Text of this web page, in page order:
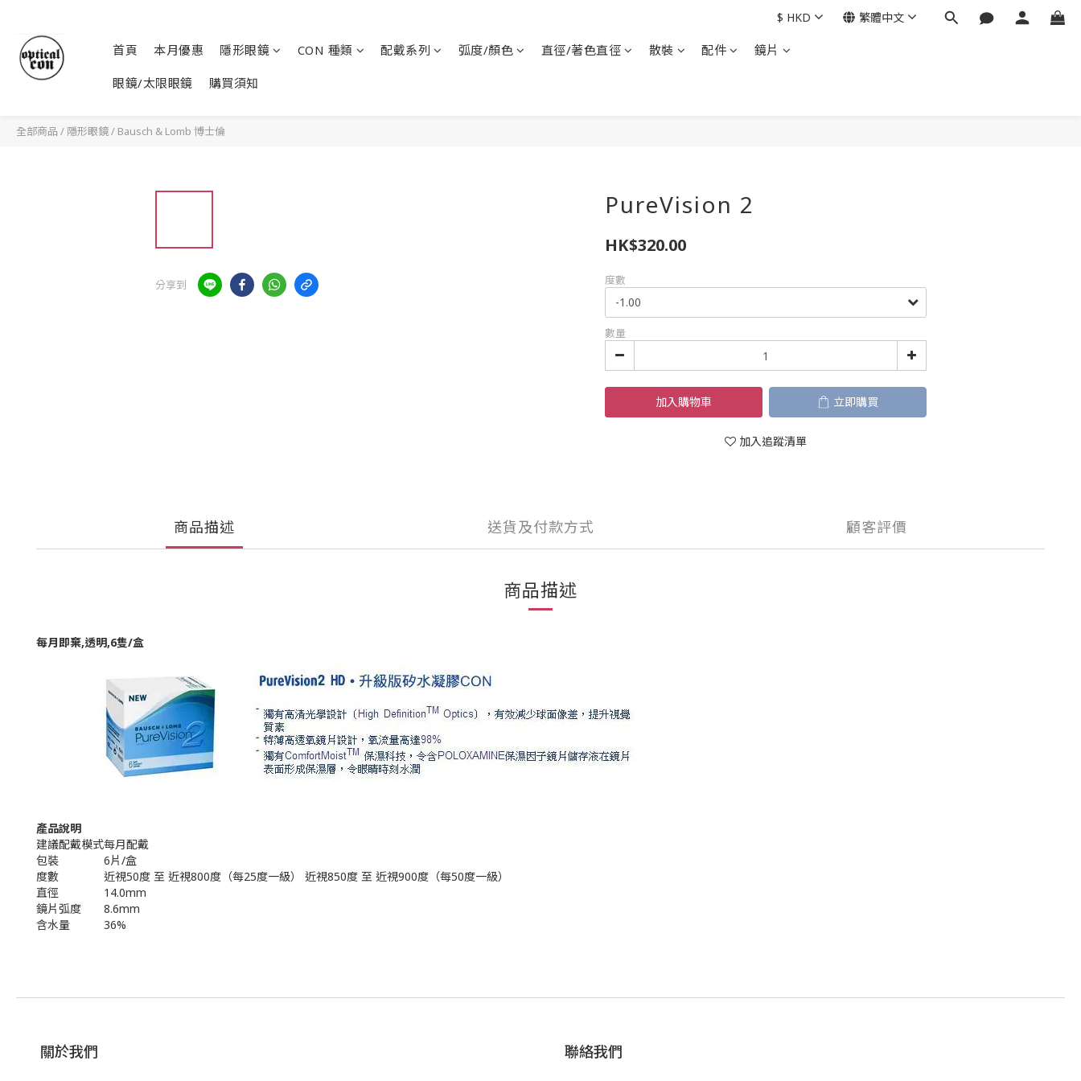
首頁 本月優惠 隱形眼鏡 CON 種類 配戴系列 弧度/顏色 直徑/著色直徑 散裝 配件 鏡片
眼鏡/太限眼鏡 購買須知
$ HKD 繁體中文
全部商品 / 隱形眼鏡/ Bausch & Lomb 博士倫
分享到
PureVision 2
HK$320.00
度數
數量
加入購物車 立即購買
加入追蹤清單
商品描述 送貨及付款方式 顧客評價
商品描述
每月即棄,透明,6隻/盒
產品說明
建議配戴模式每月配戴
包裝
6片/盒
度數
近視50度 至 近視800度（每25度一級） 近視850度 至 近視900度（每50度一級）
直徑
14.0mm
鏡片弧度
8.6mm
含水量
36%
關於我們 聯絡我們